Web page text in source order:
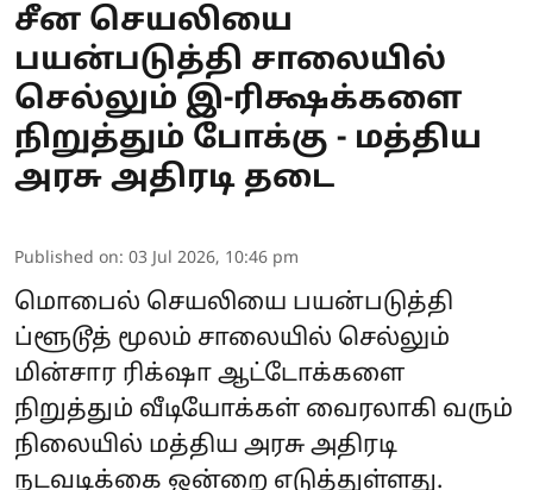
சீன செயலியை
பயன்படுத்தி சாலையில்
செல்லும் இ-ரிக்ஷக்களை
நிறுத்தும் போக்கு - மத்திய
அரசு அதிரடி தடை
Published on: 03 Jul 2026, 10:46 pm
மொபைல் செயலியை பயன்படுத்தி
ப்ளூடூத் மூலம் சாலையில் செல்லும்
மின்சார ரிக்‌ஷா ஆட்டோக்களை
நிறுத்தும் வீடியோக்கள் வைரலாகி வரும்
நிலையில் மத்திய அரசு அதிரடி
நடவடிக்கை ஒன்றை எடுத்துள்ளது.